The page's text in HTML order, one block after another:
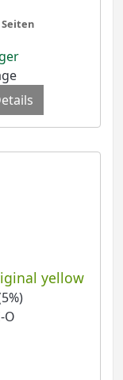
Seiten
yellow
O